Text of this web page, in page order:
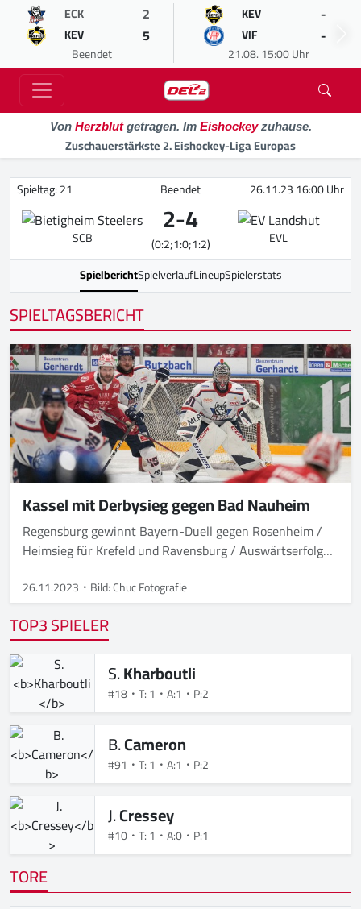
ECK 2
KEV 5
Beendet
KEV -
VIF -
21.08. 15:00 Uhr
Von Herzblutgetragen. Im Eishockeyzuhause.
Zuschauerstärkste 2. Eishockey-Liga Europas
Spieltag: 21 Beendet 26.11.23 16:00 Uhr
SCB 2-4
(0:2;1:0;1:2)
EVL
SpielberichtSpielverlaufLineupSpielerstats
SPIELTAGSBERICHT
Kassel mit Derbysieg gegen Bad Nauheim
Regensburg gewinnt Bayern-Duell gegen Rosenheim /
Heimsieg für Krefeld und Ravensburg / Auswärtserfolg
26.11.2023 Bild: Chuc Fotografie
TOP3 SPIELER
S.Kharboutli
#18 T: 1 A:1 P:2
B.Cameron
#91 T: 1 A:1 P:2
J.Cressey
#10 T: 1 A:0 P:1
TORE